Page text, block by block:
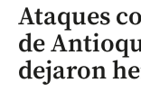
Ataques
de
dejaron